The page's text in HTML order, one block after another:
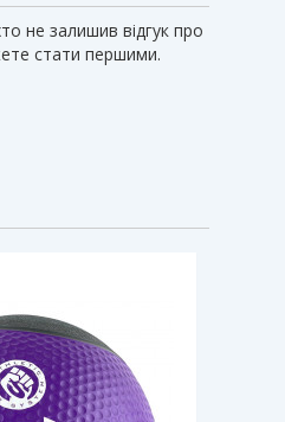
не залишив відгук про
стати першими.